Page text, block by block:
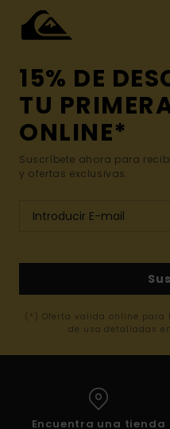
15% DE
TU
ONLINE*
Suscríbete ahora para
y ofertas exclusivas.
(*) Oferta valida online para
de uso detalladas
Encuentra una tienda